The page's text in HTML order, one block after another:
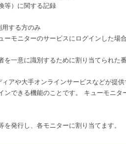
等）に関する記録
する方のみ
モニターのサービスにログインした
を一意に識別するために割り当てられ
アや大手オンラインサービスなどが提
できる機能のことです。 キューモニタ
発行し、各モニターに割り当てます。